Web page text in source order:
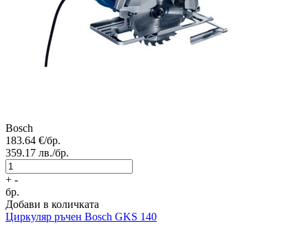
Bosch
183.64 €/бр.
359.17 лв./бр.
+ -
бр.
Добави в количката
Циркуляр ръчен Bosch GKS 140